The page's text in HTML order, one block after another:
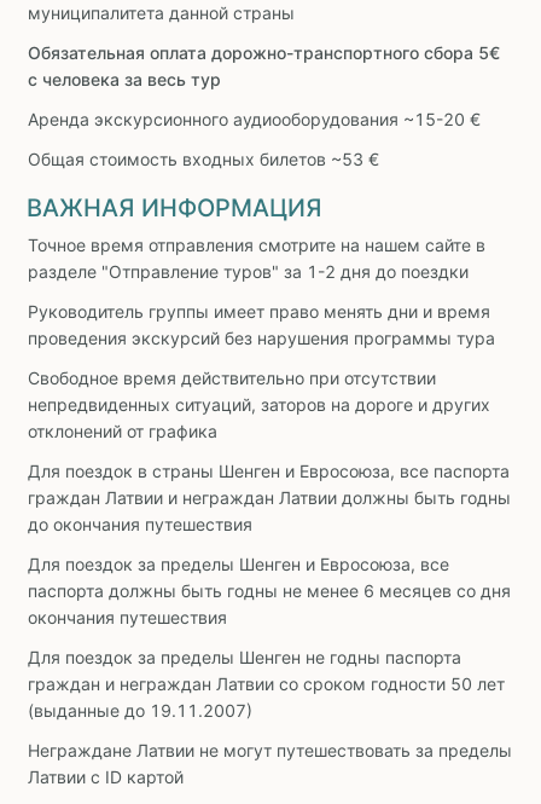
муниципалитета данной страны
Обязательная оплата дорожно-транспортного сбора 5€
с человека за весь тур
Аренда экскурсионного аудиооборудования ~15-20 €
Общая стоимость входных билетов ~53 €
ВАЖНАЯ ИНФОРМАЦИЯ
Точное время отправления смотрите на нашем сайте в
разделе "Отправление туров" за 1-2 дня до поездки
Руководитель группы имеет право менять дни и время
проведения экскурсий без нарушения программы тура
Свободное время действительно при отсутствии
непредвиденных ситуаций, заторов на дороге и других
отклонений от графика
Для поездок в страны Шенген и Евросоюза, все паспорта
граждан Латвии и неграждан Латвии должны быть годны
до окончания путешествия
Для поездок за пределы Шенген и Евросоюза, все
паспорта должны быть годны не менее 6 месяцев со дня
окончания путешествия
Для поездок за пределы Шенген не годны паспорта
граждан и неграждан Латвии со сроком годности 50 лет
(выданные до 19.11.2007)
Неграждане Латвии не могут путешествовать за пределы
Латвии с ID картой